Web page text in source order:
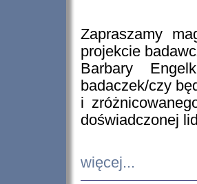
Zapraszamy
projekcie
Barbary
badaczek/czy
i
doświadczonej
więcej...